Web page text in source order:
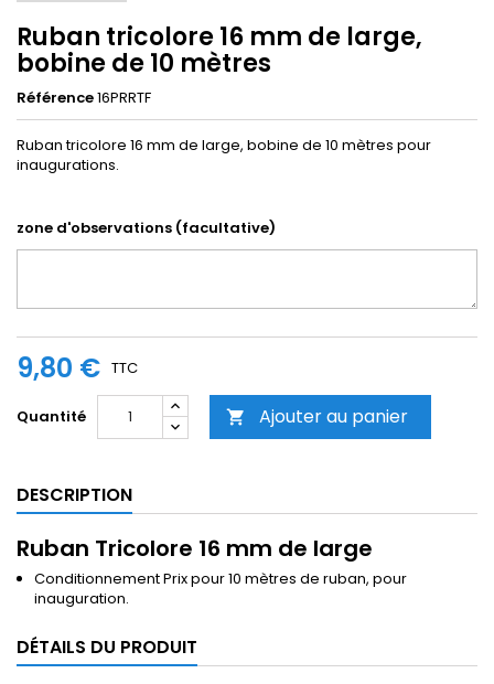
Ruban tricolore 16 mm de large,
bobine de 10 mètres
Référence16PRRTF
Ruban tricolore 16 mm de large, bobine de 10 mètres pour
inaugurations.
zone d'observations (facultative)
9,80 € TTC
Quantité  Ajouter au panier
DESCRIPTION
Ruban Tricolore 16 mm de large
Conditionnement Prix pour 10 mètres de ruban, pour
inauguration.
DÉTAILS DU PRODUIT